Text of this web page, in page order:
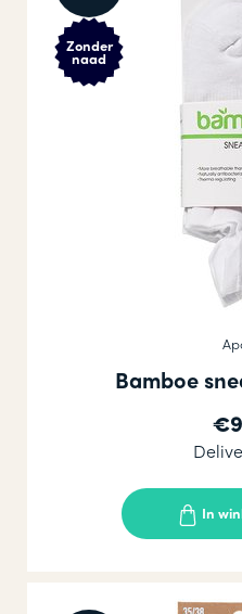
Zonder
naad
Bamboe
In